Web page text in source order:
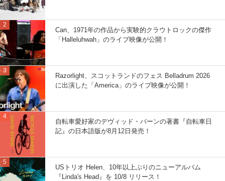
Can、1971年の作品から実験的クラウトロックの傑作
「Halleluhwah」のライブ映像が公開！
Razorlight、スコットランドのフェス Belladrum 2026
に出演した「America」のライブ映像が公開！
自転車愛好家のデヴィッド・バーンの著書『自転車日
記』の日本語版が8月12日発売！
USトリオ Helen、10年以上ぶりのニューアルバム
『Linda's Head』を 10/8 リリース！